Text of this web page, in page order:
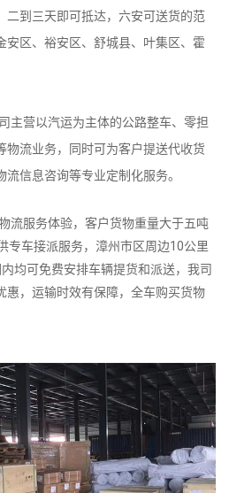
二到三天即可抵达，六安可送货的范
安区、裕安区、舒城县、叶集区、霍
营以汽运为主体的公路整车、零担
物流业务，同时可为客户提送代收货
信息咨询等专业定制化服务。
服务体验，客户货物重量大于五吨
专车接派服务，漳州市区周边10公里
均可免费安排车辆提货和派送，我司
惠，运输时效有保障，全车购买货物